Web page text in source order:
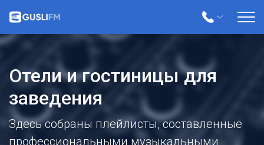
Отели и гостиницы для
заведения
Здесь собраны плейлисты, составленные
профессиональными музыкальными